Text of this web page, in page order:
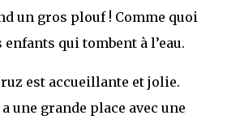
un gros plouf ! Comme quoi
enfants qui tombent à l’eau.
est accueillante et jolie.
une grande place avec une